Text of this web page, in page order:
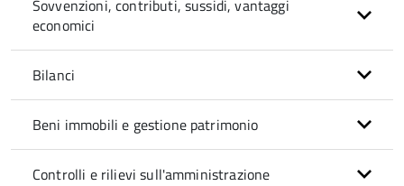
Sovvenzioni, contributi, sussidi, vantaggi
economici
Bilanci
Beni immobili e gestione patrimonio
Controlli e rilievi sull'amministrazione